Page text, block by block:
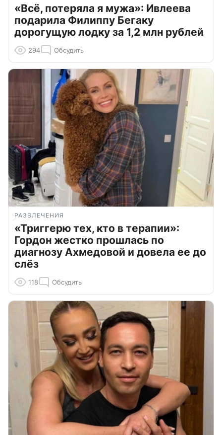
«Всё, потеряла я мужа»: Ивлеева
подарила Филиппу Бегаку
дорогущую лодку за 1,2 млн рублей
294 Обсудить
РАЗВЛЕЧЕНИЯ
«Триггерю тех, кто в терапии»:
Гордон жестко прошлась по
диагнозу Ахмедовой и довела ее до
слёз
118 Обсудить